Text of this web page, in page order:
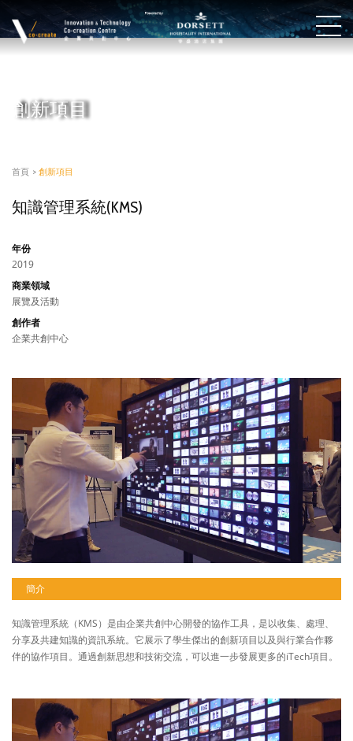
創新項目
首頁 > 創新項目
知識管理系統(KMS)
年份
2019
商業領域
展覽及活動
創作者
企業共創中心
簡介
知識管理系統（KMS）是由企業共創中心開發的協作工具，是以收集、處理、
分享及共建知識的資訊系統。它展示了學生傑出的創新項目以及與行業合作夥
伴的協作項目。通過創新思想和技術交流，可以進一步發展更多的iTech項目。